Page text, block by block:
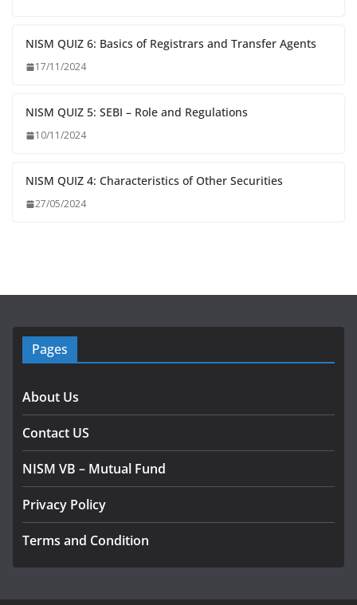
NISM QUIZ 6: Basics of Registrars and Transfer Agents
17/11/2024
NISM QUIZ 5: SEBI – Role and Regulations
10/11/2024
NISM QUIZ 4: Characteristics of Other Securities
27/05/2024
Pages
About Us
Contact US
NISM VB – Mutual Fund
Privacy Policy
Terms and Condition